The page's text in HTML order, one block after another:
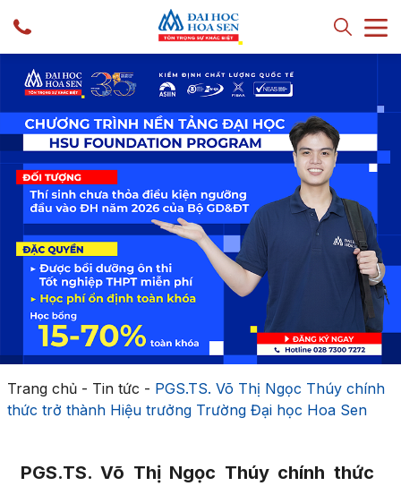
Trang chủ- Tin tức - PGS.TS. Võ Thị Ngọc Thúy chính
thức trở thành Hiệu trưởng Trường Đại học Hoa Sen
PGS.TS. Võ Thị Ngọc Thúy chính thức